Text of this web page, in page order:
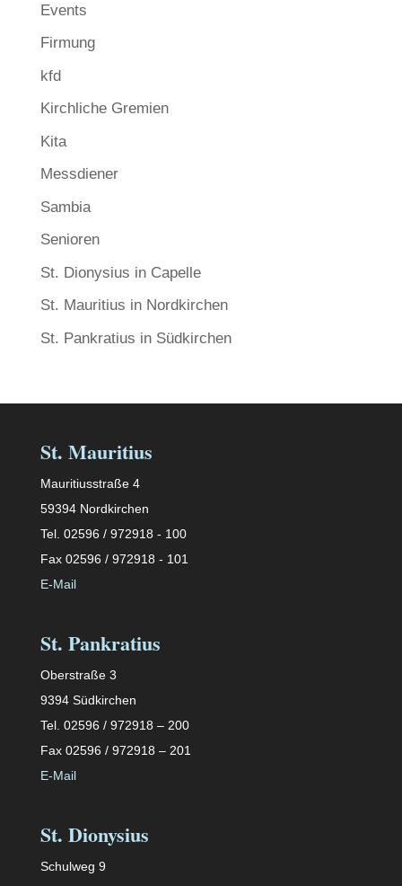
Events
Firmung
kfd
Kirchliche Gremien
Kita
Messdiener
Sambia
Senioren
St. Dionysius in Capelle
St. Mauritius in Nordkirchen
St. Pankratius in Südkirchen
St. Mauritius
Mauritiusstraße 4
59394 Nordkirchen
Tel. 02596 / 972918 - 100
Fax 02596 / 972918 - 101
E-Mail
St. Pankratius
Oberstraße 3
9394 Südkirchen
Tel. 02596 / 972918 – 200
Fax 02596 / 972918 – 201
E-Mail
St. Dionysius
Schulweg 9